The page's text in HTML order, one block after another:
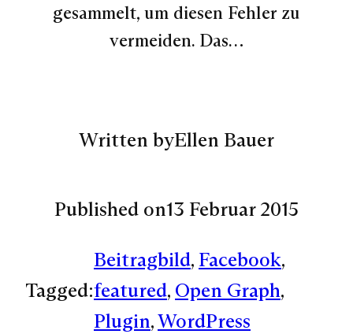
gesammelt, um diesen Fehler zu
vermeiden. Das…
Written byEllen Bauer
Published on13 Februar 2015
Tagged:
Beitragbild, Facebook
featured, Open Graph
Plugin, WordPress